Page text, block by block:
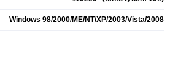
Windows 98/2000/ME/NT/XP/2003/Vista/2008